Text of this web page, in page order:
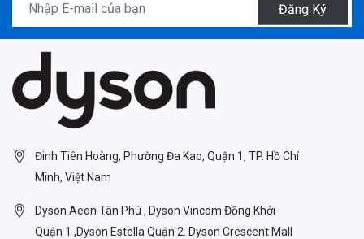
Đăng Ký
Đinh Tiên Hoàng, Phường Đa Kao, Quận 1, TP. Hồ Chí
Minh, Việt Nam
Dyson Aeon Tân Phú , Dyson Vincom Đồng Khởi
Quận 1 ,Dyson Estella Quận 2. Dyson Crescent Mall